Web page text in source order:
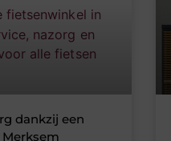
dankzij een